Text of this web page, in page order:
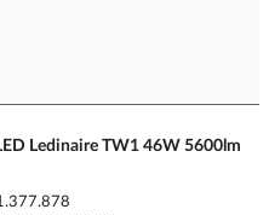
Ledinaire TW1 46W 5600lm